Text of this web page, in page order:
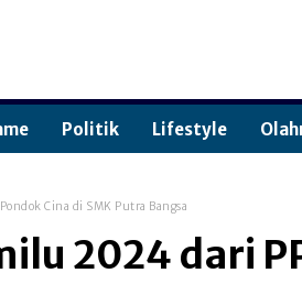
Politik Lifestyle
Cina di SMK Putra Bangsa
2024 dari